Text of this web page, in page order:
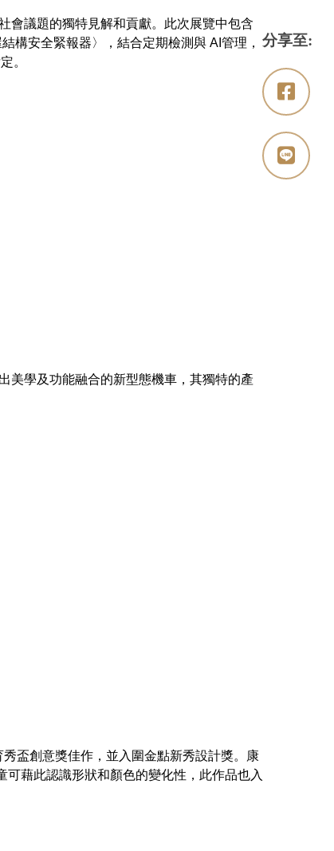
會議題的獨特見解和貢獻。此次展覽中包含
構安全緊報器〉，結合定期檢測與 AI管理，
。
美學及功能融合的新型態機車，其獨特的產
盃創意獎佳作，並入圍金點新秀設計獎。康
藉此認識形狀和顏色的變化性，此作品也入
分享至: